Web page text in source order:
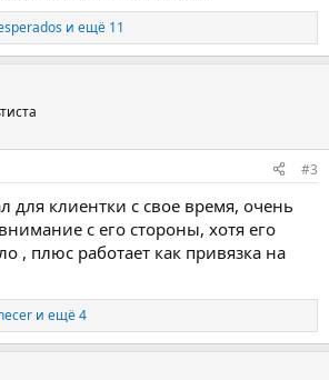
и ещё 11
#3
для клиентки с свое время, очень
с его стороны, хотя его
, плюс работает как привязка на
и ещё 4